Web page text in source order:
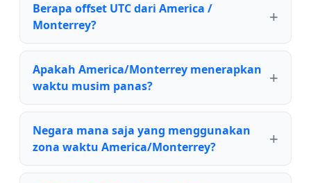
Berapa offset UTC dari America /
Monterrey?
Apakah America/Monterrey menerapkan
waktu musim panas?
Negara mana saja yang menggunakan
zona waktu America/Monterrey?